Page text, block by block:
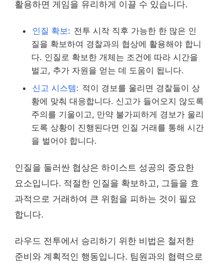
활용하면 게임을 유리하게 이끌 수 있습니다.
인질 확보: 전투 시작 직후 가능한 한 많은 인
질을 확보하여 경찰과의 협상에 활용해야 합니
다. 인질로 확보한 개체는 조건에 따라 시간을
벌고, 추가 자원을 얻는 데 도움이 됩니다.
신고 시스템: 적이 경보를 울리면 경찰들이 상
황에 맞춰 대응합니다. 신고가 들어오지 않도록
주의를 기울이고, 만약 불가피하게 경보가 울리
도록 상황이 진행된다면 인질 거래를 통해 시간
을 벌어야 합니다.
인질을 둘러싼 협상은 하이스트 성공의 중요한
요소입니다. 적절한 인질을 확보하고, 그들을 효
과적으로 거래하여 큰 위험을 피하는 것이 필요
합니다.
라우드 전투에서 승리하기 위한 비법은 철저한
준비와 계획적인 행동입니다. 팀원과의 협력으로